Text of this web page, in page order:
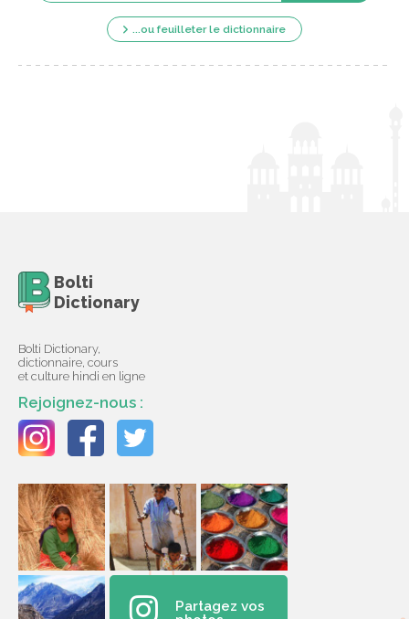
...ou feuilleter le dictionnaire
Bolti
Dictionary
Bolti Dictionary,
dictionnaire, cours
et culture hindi en ligne
Rejoignez-nous :
Partagez vos